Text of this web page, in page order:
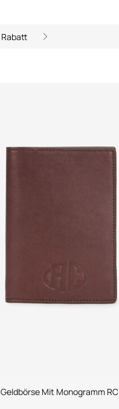
Mit Monogramm RC